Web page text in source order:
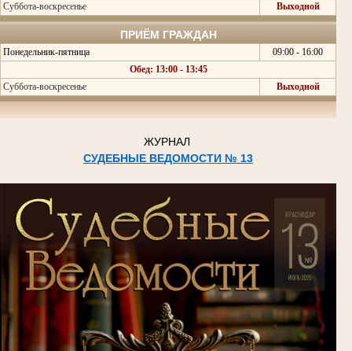
Суббота-воскресенье
Выходной
ПРИЁМ ГРАЖДАН
Понедельник-пятница
09:00 - 16:00
Обед: 13:00 - 13:45
Суббота-воскресенье
Выходной
ЖУРНАЛ
СУДЕБНЫЕ ВЕДОМОСТИ № 13